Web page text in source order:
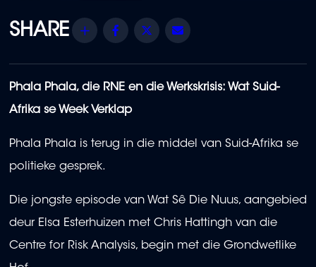
of
17
Share Facebook
Twitter
Phala Phala, die RNE en die Werkskrisis: Wat Suid-
Afrika se Week Verklap
Phala Phala is terug in die middel van Suid-Afrika se
politieke gesprek.
Die jongste episode van Wat Sê Die Nuus, aangebied
deur Elsa Esterhuizen met Chris Hattingh van die
Centre for Risk Analysis, begin met die Grondwetlike